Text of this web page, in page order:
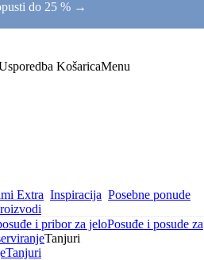
do 25 % →
KošaricaMenu
Extra Inspiracija Posebne ponude
i pribor za jeloPosuđe i posude za
Tanjuri
Tanjuri